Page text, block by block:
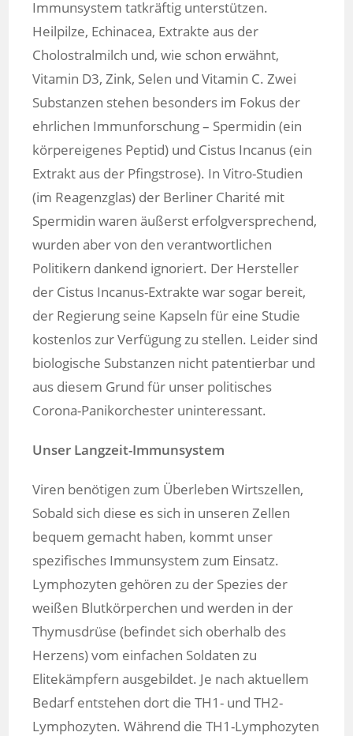
Immunsystem tatkräftig unterstützen.
Heilpilze, Echinacea, Extrakte aus der
Cholostralmilch und, wie schon erwähnt,
Vitamin D3, Zink, Selen und Vitamin C. Zwei
Substanzen stehen besonders im Fokus der
ehrlichen Immunforschung – Spermidin (ein
körpereigenes Peptid) und Cistus Incanus (ein
Extrakt aus der Pfingstrose). In Vitro-Studien
(im Reagenzglas) der Berliner Charité mit
Spermidin waren äußerst erfolgversprechend,
wurden aber von den verantwortlichen
Politikern dankend ignoriert. Der Hersteller
der Cistus Incanus-Extrakte war sogar bereit,
der Regierung seine Kapseln für eine Studie
kostenlos zur Verfügung zu stellen. Leider sind
biologische Substanzen nicht patentierbar und
aus diesem Grund für unser politisches
Corona-Panikorchester uninteressant.
Unser Langzeit-Immunsystem
Viren benötigen zum Überleben Wirtszellen,
Sobald sich diese es sich in unseren Zellen
bequem gemacht haben, kommt unser
spezifisches Immunsystem zum Einsatz.
Lymphozyten gehören zu der Spezies der
weißen Blutkörperchen und werden in der
Thymusdrüse (befindet sich oberhalb des
Herzens) vom einfachen Soldaten zu
Elitekämpfern ausgebildet. Je nach aktuellem
Bedarf entstehen dort die TH1- und TH2-
Lymphozyten. Während die TH1-Lymphozyten